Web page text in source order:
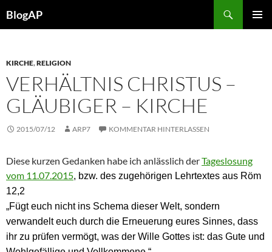
Inhalt
BlogAP
KIRCHE,RELIGION
VERHÄLTNIS CHRISTUS –
GLÄUBIGER – KIRCHE
2015/07/12 ARP7 KOMMENTAR HINTERLASSEN
Diese kurzen Gedanken habe ich anlässlich derTageslosung
vom 11.07.2015, bzw. des zugehörigen Lehrtextes aus Röm
12,2
„Fügt euch nicht ins Schema dieser Welt, sondern
verwandelt euch durch die Erneuerung eures Sinnes, dass
ihr zu prüfen vermögt, was der Wille Gottes ist: das Gute und